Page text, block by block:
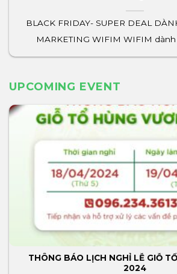
BLACK FRIDAY- SUPER DEAL
MARKETING WIFIM WIFIM dành
UPCOMING EVENT
THÔNG BÁO LỊCH NGHỈ LỄ GIỖ
2024